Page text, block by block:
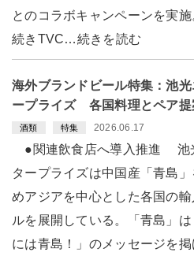
とのコラボキャンペーンを実施
続きTVC…続きを読む
海外ブランドビール特集：池光
ープライズ 各国料理とペア提
酒類 特集 2026.06.17
●関連飲食店へ導入推進 池
タープライズは中国産「青島」
めアジアを中心とした各国の輸
ルを展開している。「青島」
には青島！」のメッセージを掲